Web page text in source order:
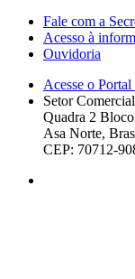
Fale com a
Acesso à
Ouvidoria
Acesse o
Setor
Quadra 2
Asa Norte,
CEP: 70712-